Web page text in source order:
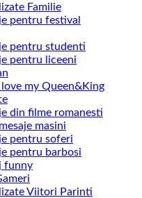
Familie
pentru festival
pentru studenti
pentru liceeni
my Queen&King
din filme romanesti
masini
pentru soferi
pentru barbosi
funny
Viitori Parinti